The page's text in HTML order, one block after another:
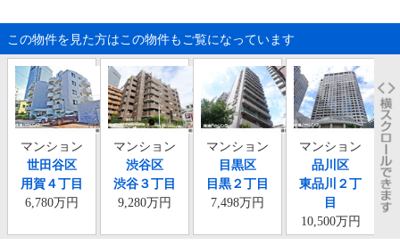
この物件を見た方はこの物件もご覧になっています
マンション
世田谷区
用賀４丁目
6,780万円
マンション
渋谷区
渋谷３丁目
9,280万円
マンション
目黒区
目黒２丁目
7,498万円
マンション
品川区
東品川２丁
目
10,500万円